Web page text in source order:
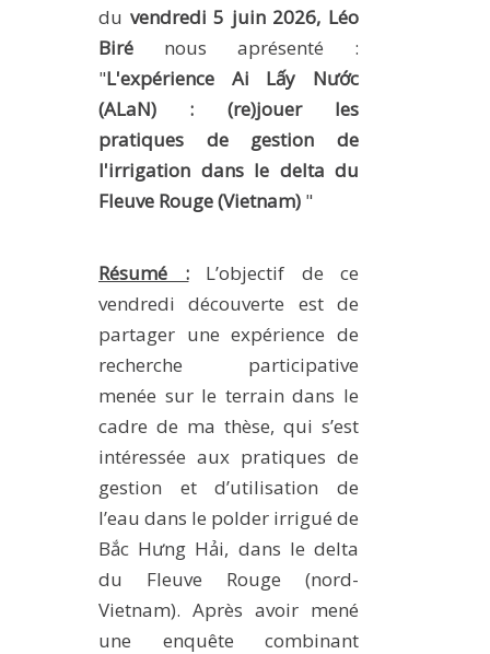
FORMATION DOCTORALE
THÈSES EN COURS
PRODUCTION
MÉTHODES ET OUTILS
THÈSES
WORKING PAPERS
NOTES THÉMATIQUES
du vendredi 5 juin 2026, Léo
Biré nous aprésenté :
"L'expérience Ai Lấy Nước
(ALaN) : (re)jouer les
pratiques de gestion de
l'irrigation dans le delta du
Fleuve Rouge (Vietnam) "
Résumé :
L’objectif de ce
vendredi découverte est de
partager une expérience de
recherche participative
menée sur le terrain dans le
cadre de ma thèse, qui s’est
intéressée aux pratiques de
gestion et d’utilisation de
l’eau dans le polder irrigué de
Bắc Hưng Hải, dans le delta
du Fleuve Rouge (nord-
Vietnam). Après avoir mené
une enquête combinant